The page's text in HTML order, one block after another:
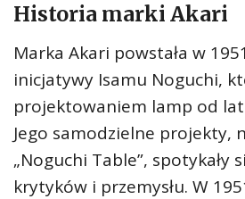
Historia marki Akari
Marka Akari powstała w
inicjatywy Isamu Noguchi,
projektowaniem lamp od lat
Jego samodzielne projekty,
„Noguchi Table”, spotykały
krytyków i przemysłu. W